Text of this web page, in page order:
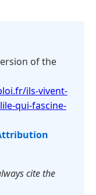
of the
ils-vivent-
qui-fascine-
cite the